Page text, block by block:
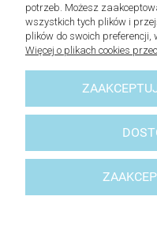
© 2023 - lovelybaskets -Sklep z
POKAŻ
potrzeb. Możesz
wszystkich tych plików i
plików do swoich preferencji,
Więcej o plikach cookies